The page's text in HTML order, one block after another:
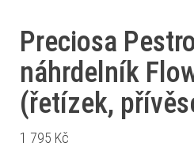
Preciosa
náhrdelník
(řetízek,
1 795 Kč